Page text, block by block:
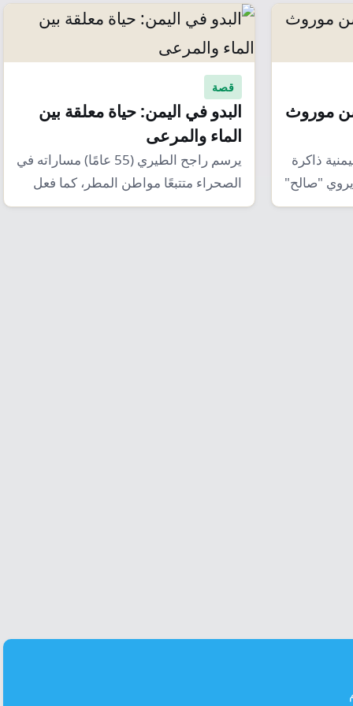
موروث
ذاكرة
"صالح"
قصة
البدو في اليمن: حياة معلقة بين
الماء والمرعى
يرسم راجح الطيري (55 عامًا) مساراته في
الصحراء متتبعًا مواطن المطر، كما فعل
آباؤه…